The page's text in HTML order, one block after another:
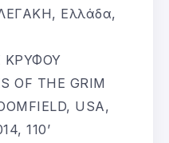
Ελλάδα,
ΚΡΥΦΟΥ
OF THE GRIM
USA,
110’